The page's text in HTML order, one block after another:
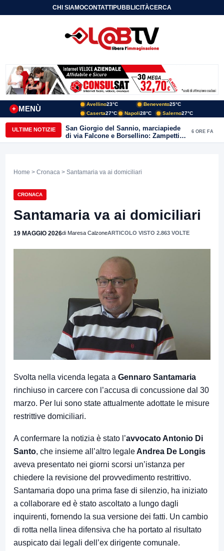
CHI SIAMOCONTATTIPUBBLICITÀCERCA
MENÙ
+
Avellino23°C Benevento25°C
Caserta27°C Napoli28°C Salerno27°C
ULTIME NOTIZIE
San Giorgio del Sannio, marciapiede
di via Falcone e Borsellino: Zampetti e
Lombardi replicano alle polemiche
6 ORE FA
Home > Cronaca > Santamaria va ai domiciliari
CRONACA
Santamaria va ai domiciliari
19 MAGGIO 2026di Maresa CalzoneARTICOLO VISTO 2.863 VOLTE
Svolta nella vicenda legata a Gennaro Santamaria
rinchiuso in carcere con l’accusa di concussione dal 30
marzo. Per lui sono state attualmente adottate le misure
restrittive domiciliari.
A confermare la notizia è stato l’avvocato Antonio Di
Santo, che insieme all’altro legaleAndrea De Longis
aveva presentato nei giorni scorsi un’istanza per
chiedere la revisione del provvedimento restrittivo.
Santamaria dopo una prima fase di silenzio, ha iniziato
a collaborare ed è stato ascoltato a lungo dagli
inquirenti, fornendo la sua versione dei fatti. Un cambio
di rotta nella linea difensiva che ha portato al risultato
auspicato dai legali dell’ex dirigente comunale.